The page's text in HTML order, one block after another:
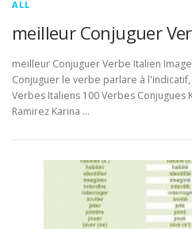
ALL
meilleur Conjuguer
meilleur Conjuguer Verbe Italien
Conjuguer le verbe parlare à
Verbes Italiens 100 Verbes Conjugues
Ramirez Karina …